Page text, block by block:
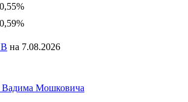
%
%
на 7.08.2026
Вадима Мошковича